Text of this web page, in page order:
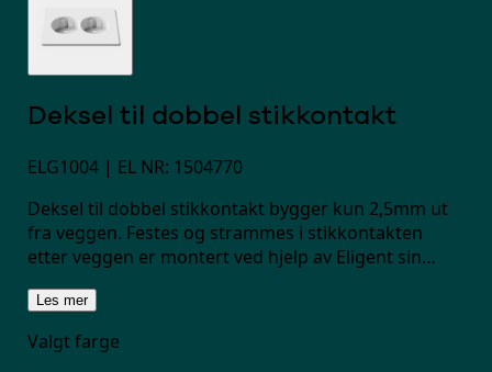
Deksel til dobbel stikkontakt
ELG1004 | EL NR: 1504770
Deksel til dobbel stikkontakt bygger kun 2,5mm ut
fra veggen. Festes og strammes i stikkontakten
etter veggen er montert ved hjelp av Eligent sin
Les mer
Valgt farge